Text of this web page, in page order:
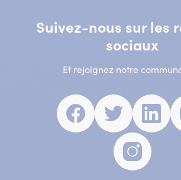
Suivez-nous sur les
sociaux
Et rejoignez notre
Facebook
(nouvelle
fenêtre)
Twitter
fenêtre)